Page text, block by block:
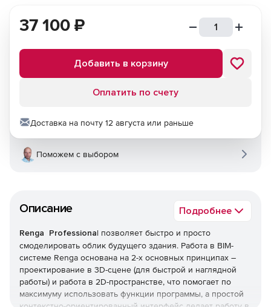
Описание Подробнее
Renga Professional позволяет быстро и просто
смоделировать облик будущего здания. Работа в BIM-
системе Renga основана на 2-х основных принципах –
проектирование в 3D-сцене (для быстрой и наглядной
работы) и работа в 2D-пространстве, что помогает по
максимуму использовать функции программы, а простой
37 100 ₽
Добавить в корзину
Оплатить по счету
Доставка на почту 12 августа или раньше
Поможем с выбором